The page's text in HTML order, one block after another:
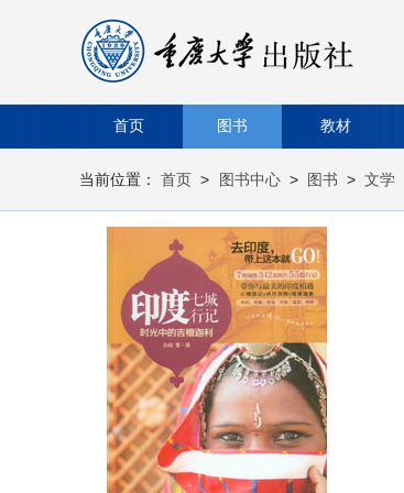
首页 图书 教材
当前位置： 首页 > 图书中心 > 图书 > 文学